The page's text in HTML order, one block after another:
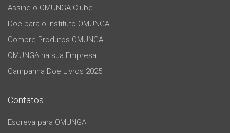
Assine o OMUNGA Clube
Doe para o Instituto OMUNGA
Compre Produtos OMUNGA
OMUNGA na sua Empresa
Campanha Doe Livros 2025
Contatos
Escreva para OMUNGA